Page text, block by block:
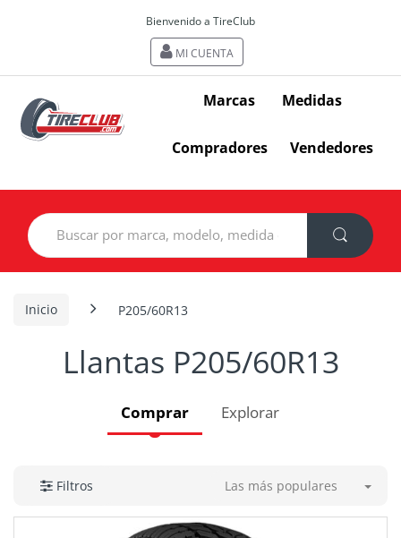
Bienvenido a TireClub
MI CUENTA
Marcas Medidas
Compradores Vendedores
Search
for:
Inicio P205/60R13
Llantas P205/60R13
Comprar Explorar
Filtros Las más populares